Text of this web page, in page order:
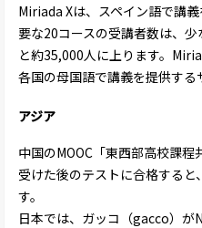
Miriada Xは、スペイン語で講
要な20コースの受講者数は、
と約35,000人に上ります。
各国の母国語で講義を提供する
アジア
中国のMOOC「東西部高校課
受けた後のテストに合格する
す。
日本では、ガッコ（gacco）が